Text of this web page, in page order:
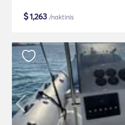
$1,263 /naktinis